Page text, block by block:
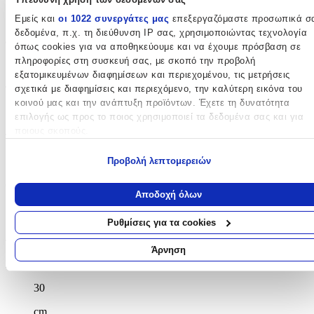
Εμείς και οι 1022 συνεργάτες μας επεξεργαζόμαστε προσωπικά
δεδομένα, π.χ. τη διεύθυνση IP σας, χρησιμοποιώντας τεχνολογία
όπως cookies για να αποθηκεύουμε και να έχουμε πρόσβαση σε
πληροφορίες στη συσκευή σας, με σκοπό την προβολή
εξατομικευμένων διαφημίσεων και περιεχομένου, τις μετρήσεις
σχετικά με διαφημίσεις και περιεχόμενο, την καλύτερη εικόνα του
κοινού μας και την ανάπτυξη προϊόντων. Έχετε τη δυνατότητα
επιλογής ως προς το ποιος χρησιμοποιεί τα δεδομένα σας και για
Εάν μας επιτρέπετε, θα θέλαμε επίσης:
τοποθεσία, οι οποίες μπορεί να είναι ακριβείς σε απόσταση
Να αναγνωρίσουμε τη συσκευή σας σαρώνοντας ενεργά για
συγκεκριμένα χαρακτηριστικά (δακτυλικό αποτύπωμα)
Μάθετε περισσότερα σχετικά με τον τρόπο επεξεργασίας των
προσωπικών σας δεδομένων και καθορίστε τις προτιμήσεις σας
τη συγκατάθεσή σας ανά πάσα στιγμή από τη Δήλωση Cookies.
Προβολή λεπτομερειών
Αποδοχή όλων
Ρυθμίσεις για τα cookies
Άρνηση
Ροζ
Φύλο:
Κορίτσι
Τύπος:
Πλάτης
Τάξη:
Θέμα:
Μονόκεροι
Διαστάσεις
Μήκος:
30
cm